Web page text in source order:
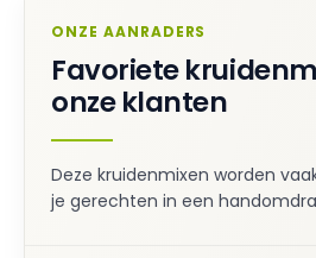
ONZE AANRADERS
Favoriete
onze klanten
Deze kruidenmixen worden
je gerechten in een